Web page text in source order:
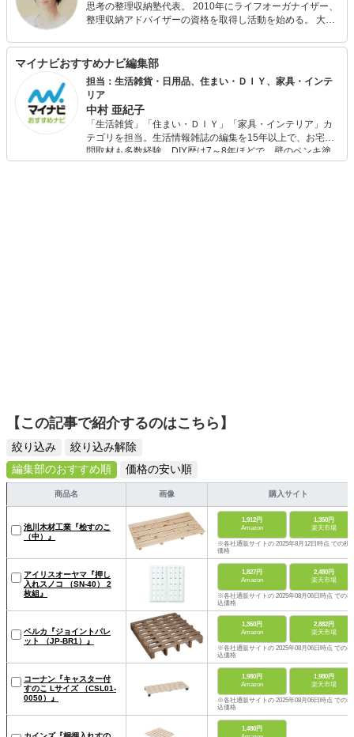
思考の整理収納塾代表。 2010年にライフオーガナイザー、
整理収納アドバイザーの資格を取得し活動を始める。 大人
らだという声を聞き、学生のうちに身に着けておきたい暮
らしの整理術を伝えたいと、全国でも珍しい高校での片づ
けの授業に取り組んでいる。 2016年、片づけのプロの全国
大会「片づけ大賞」にて審査員特別賞を受賞。 現在は、研
修、講演などの講師活動に加え、WEBサイトのライターと
しても活動している。趣味は模様替え。
マイナビおすすめナビ編集部
担当：生活雑貨・日用品、住まい・ＤＩＹ、家具・インテ
リア
中村 亜紀子
「生活雑貨」「住まい・ＤＩＹ」「家具・インテリア」カ
テゴリを担当。生活情報雑誌の編集を15年以上で、お宅訪
問取材も多数経験。DIY歴は7～8年ほどで、壁のペンキ塗
りや壁紙チェンジなどもチャレンジ済み。初心者でもモノ
【この記事で紹介するのはこちら】
絞り込み
絞り込み解除
編集部のおすすめ順
価格の安い順
商品名 画像 購入サイト
池川木材工業『桧すのこ
（中）』
1,912円
Amazon
1,350円
楽天市場
※各社通販サイトの 2025年8月12日時点 での税
価格
アイリスオーヤマ『押し
入れスノコ （SN-40） 2
枚組』
1,827円
Amazon
2,480円
楽天市場
※各社通販サイトの 2025年08月06日時点 での税
込価格
ベルカ『ジョイントパレ
ット （JP-BR1）』
1,360円
Amazon
2,882円
楽天市場
※各社通販サイトの 2025年08月06日時点 での税
込価格
コーナン『キャスター付
すのこ Lサイズ （CSL01-
0050）』
1,980円
Amazon
1,980円
楽天市場
※各社通販サイトの 2025年08月06日時点 での税
込価格
1,480円